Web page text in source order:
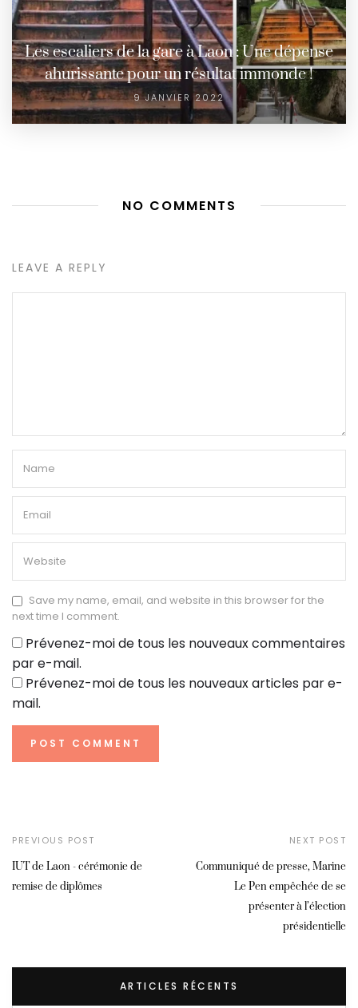
Les escaliers de la gare à Laon : Une dépense
ahurissante pour un résultat immonde !
9 JANVIER 2022
NO COMMENTS
LEAVE A REPLY
Save my name, email, and website in this browser for the
next time I comment.
Prévenez-moi de tous les nouveaux commentaires
par e-mail.
Prévenez-moi de tous les nouveaux articles par e-
mail.
PREVIOUS POST
IUT de Laon - cérémonie de
remise de diplômes
NEXT POST
Communiqué de presse, Marine
Le Pen empêchée de se
présenter à l’élection
présidentielle
ARTICLES RÉCENTS